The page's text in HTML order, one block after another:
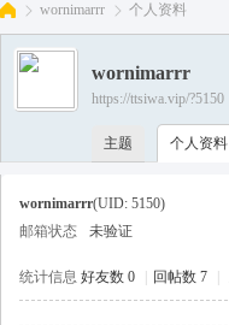
›
wornimarrr 个人资料
wornimarrr
https://ttsiwa.vip/?5150
主题 个人资料
wornimarrr(UID: 5150)
邮箱状态
未验证
统计信息 好友数 0 回帖数 7